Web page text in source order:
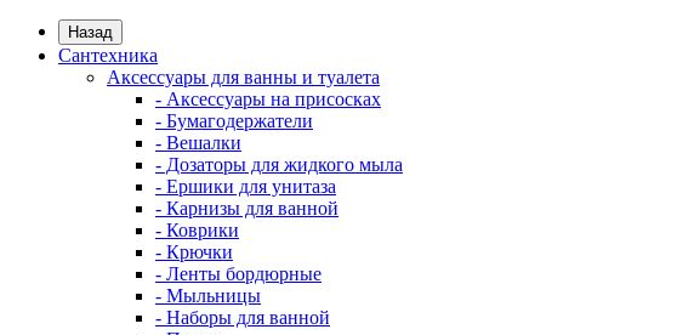
Назад
Сантехника
Аксессуары для ванны и туалета
- Аксессуары на присосках
- Бумагодержатели
- Вешалки
- Дозаторы для жидкого мыла
- Ершики для унитаза
- Карнизы для ванной
- Коврики
- Крючки
- Ленты бордюрные
- Мыльницы
- Наборы для ванной